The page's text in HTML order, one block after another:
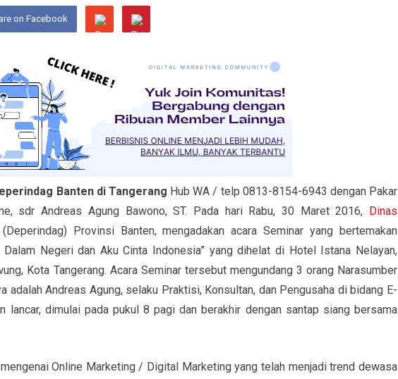
on Facebook
Banten di Tangerang Hub WA / telp 0813-8154-6943 dengan Pakar
sdr Andreas Agung Bawono, ST. Pada hari Rabu, 30 Maret 2016, Dinas
Provinsi Banten, mengadakan acara Seminar yang bertemakan
Negeri dan Aku Cinta Indonesia” yang dihelat di Hotel Istana Nelayan,
Kota Tangerang. Acara Seminar tersebut mengundang 3 orang Narasumber
adalah Andreas Agung, selaku Praktisi, Konsultan, dan Pengusaha di bidang E-
lancar, dimulai pada pukul 8 pagi dan berakhir dengan santap siang bersama
Online Marketing / Digital Marketing yang telah menjadi trend dewasa